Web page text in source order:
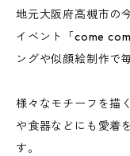
地元大阪府高槻市の
イベント「come
ングや似顔絵制作で
様々なモチーフを描
や食器などにも愛着
す。